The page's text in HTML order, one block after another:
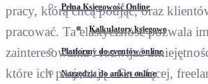
Pełna Księgowość Online
Kalkulatory księgowe
Platformy do eventów online
Narzędzia do ankiet online
pracy, którą chcą podjąć, oraz
pracować. Ta elastyczność pozwala
zainteresowania i rozwijać
które ich pasjonują . Co więcej,